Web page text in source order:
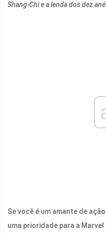
Shang-Chi e a lenda dos dez
Se você é um amante de
uma prioridade para a Marvel